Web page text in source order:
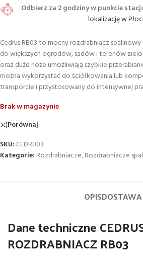
Odbierz za 2 godziny w punkcie
lokalizację w
Cedrus RB03 to mocny rozdrabniacz
do większych ogrodów, sadów i terenów
oraz duże noże umożliwiają szybkie
można wykorzystać do ściółkowania lub
transporcie i przystosowany do intensywnej
Brak w magazynie
Porównaj
SKU: CEDRB03
Kategorie: Rozdrabniacze,Rozdrabniacze
OPISDOSTAWA
Dane techniczne
ROZDRABNIACZ RB03